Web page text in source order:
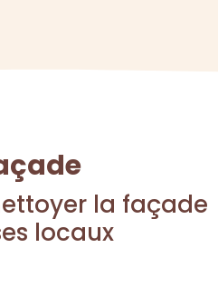
la façade
locaux